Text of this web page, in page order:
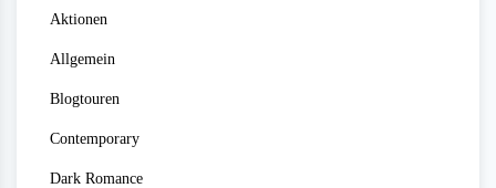
Aktionen
Allgemein
Blogtouren
Contemporary
Dark Romance